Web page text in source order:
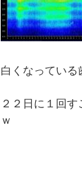
白くなっている
２２日に１回
ｗ